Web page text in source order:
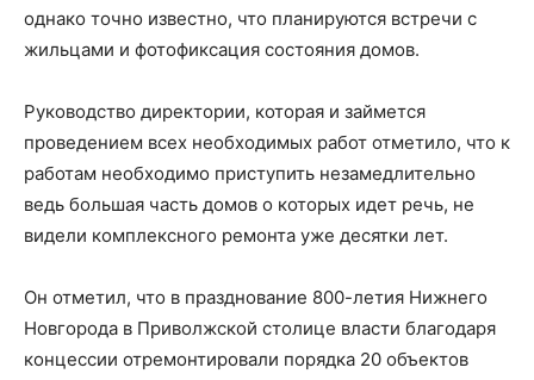
однако точно известно, что планируются встречи с
жильцами и фотофиксация состояния домов.
Руководство директории, которая и займется
проведением всех необходимых работ отметило, что к
работам необходимо приступить незамедлительно
ведь большая часть домов о которых идет речь, не
видели комплексного ремонта уже десятки лет.
Он отметил, что в празднование 800-летия Нижнего
Новгорода в Приволжской столице власти благодаря
концессии отремонтировали порядка 20 объектов